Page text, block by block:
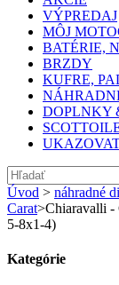
VÝPREDAJ
MÔJ
BATÉRIE,
BRZDY
KUFRE,
DOPLNKY
Úvod > náhradné
Carat>Chiaravalli -
5-8x1-4)
Kategórie